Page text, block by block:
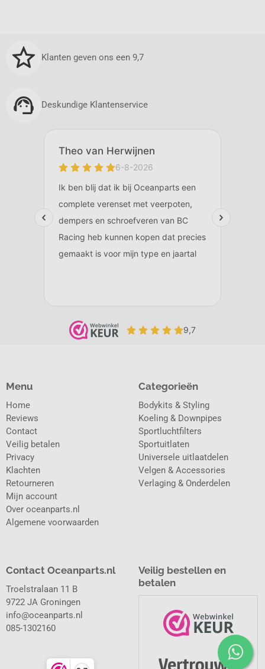
Klanten geven ons een 9,7
Deskundige Klantenservice
Categorieën
Bodykits & Styling
Koeling & Downpipes
Sportluchtfilters
Sportuitlaten
Universele uitlaatdelen
Velgen & Accessories
Verlaging & Onderdelen
Menu
Home
Reviews
Contact
Veilig betalen
Privacy
Klachten
Retourneren
Mijn account
Over oceanparts.nl
Algemene voorwaarden
Contact Oceanparts.nl
Troelstralaan 11 B
9722 JA Groningen
info@oceanparts.nl
085-1302160
Veilig bestellen en
betalen